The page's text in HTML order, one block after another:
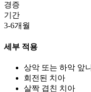
경증
기간
3-6개월
세부 적용
상악 또는 하악 앞니
회전된 치아
살짝 겹친 치아